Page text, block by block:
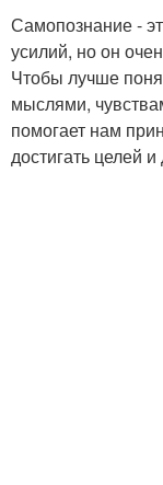
Самопознание -
усилий, но он
Чтобы лучше
мыслями,
помогает нам
достигать целей